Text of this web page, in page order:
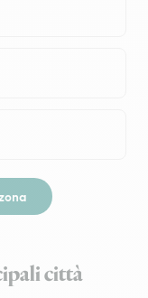
città